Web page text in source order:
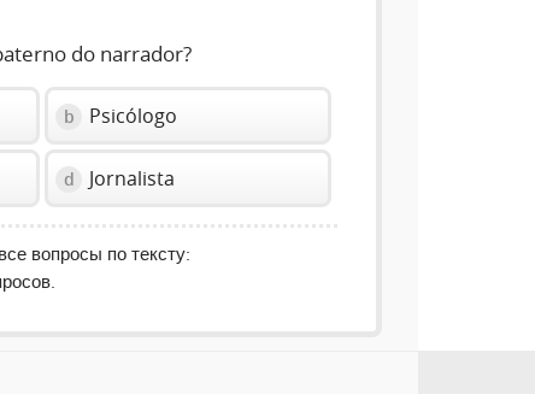
do narrador?
b Psicólogo
d Jornalista
вопросы по тексту: